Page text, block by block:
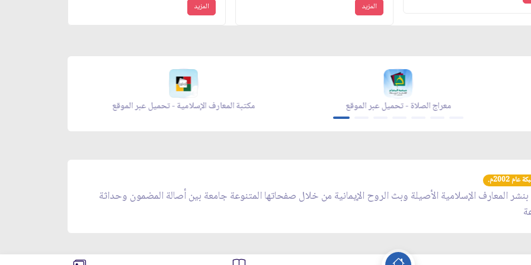
المزيد المزيد
مكتبة المعارف الإسلامية - تحميل عبر الموقع معراج الصلاة - تحميل عبر الموقع
2002م.
المعارف الإسلامية الأصيلة وبث الروح الإيمانية من خلال صفحاتها المتنوعة جامعة بين أصالة المضمون وحداثة